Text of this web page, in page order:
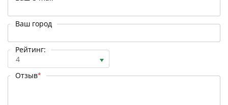
Ваш город
Рейтинг:
4
Отзыв*